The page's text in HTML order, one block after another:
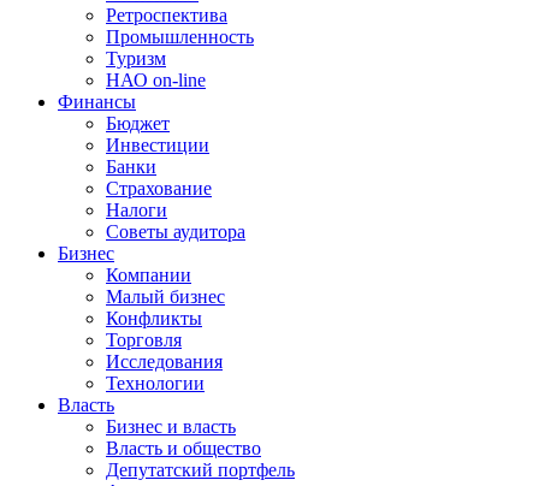
Ретроспектива
Промышленность
Туризм
НАО on-line
Финансы
Бюджет
Инвестиции
Банки
Страхование
Налоги
Советы аудитора
Бизнес
Компании
Малый бизнес
Конфликты
Торговля
Исследования
Технологии
Власть
Бизнес и власть
Власть и общество
Депутатский портфель